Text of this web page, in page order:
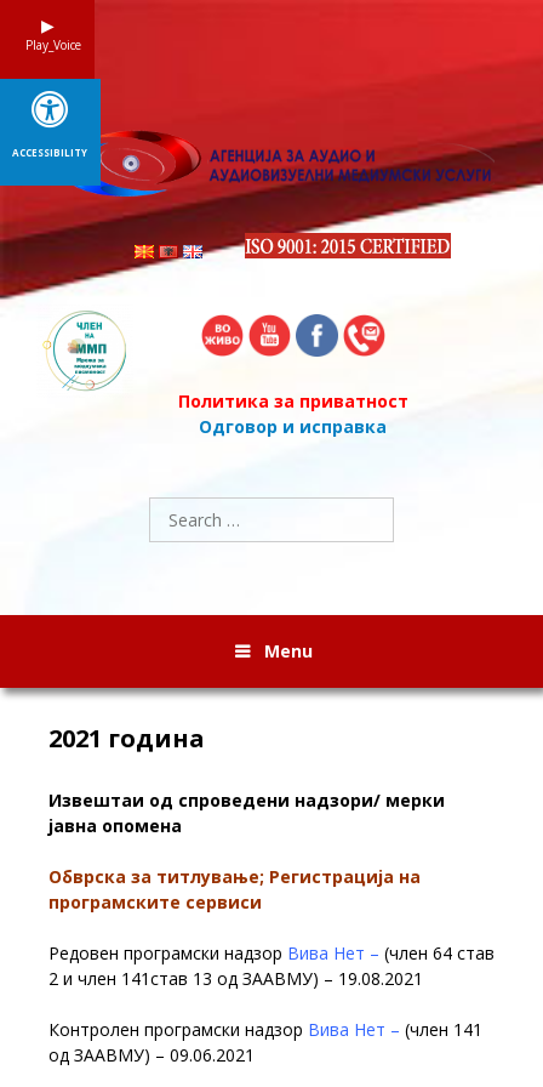
Политика за приватност
Одговор и исправка
Search
for:
Menu
2021 година
Извештаи од спроведени надзори/ мерки
јавна опомена
Обврска за титлување; Регистрација на
програмските сервиси
Редовен програмски надзор Вива Нет – (член 64 став
2 и член 141став 13 од ЗААВМУ) – 19.08.2021
Контролен програмски надзор Вива Нет – (член 141
од ЗААВМУ) – 09.06.2021
Play_Voice
ACCESSIBILITY